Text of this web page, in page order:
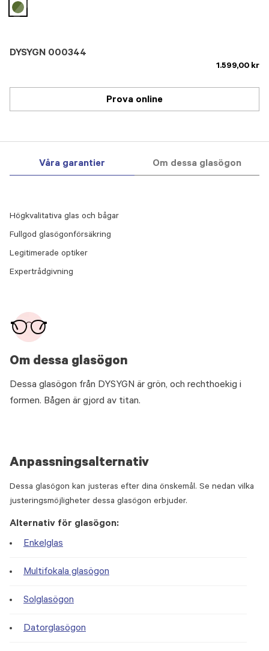
DYSYGN 000344
1.599,00 kr
selected
Prova online
Våra garantier Om dessa glasögon
Om dessa glasögon
Dessa glasögon från DYSYGN är grön, och rechthoekig i
formen. Bågen är gjord av titan.
Högkvalitativa glas och bågar
Fullgod glasögonförsäkring
Legitimerade optiker
Expertrådgivning
Anpassningsalternativ
Dessa glasögon kan justeras efter dina önskemål. Se nedan vilka
justeringsmöjligheter dessa glasögon erbjuder.
Alternativ för glasögon:
Enkelglas
Multifokala glasögon
Solglasögon
Datorglasögon